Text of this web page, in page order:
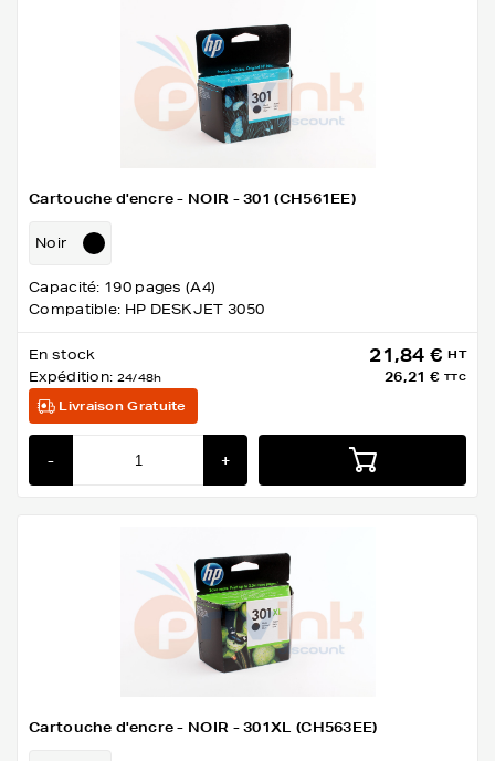
Cartouche d'encre - NOIR - 301 (CH561EE)
Noir
Capacité: 190 pages (A4)
Compatible: HP DESKJET 3050
En stock
Expédition: 24/48h
21,84 € HT
26,21 € TTC
Livraison Gratuite
- +
Cartouche d'encre - NOIR - 301XL (CH563EE)